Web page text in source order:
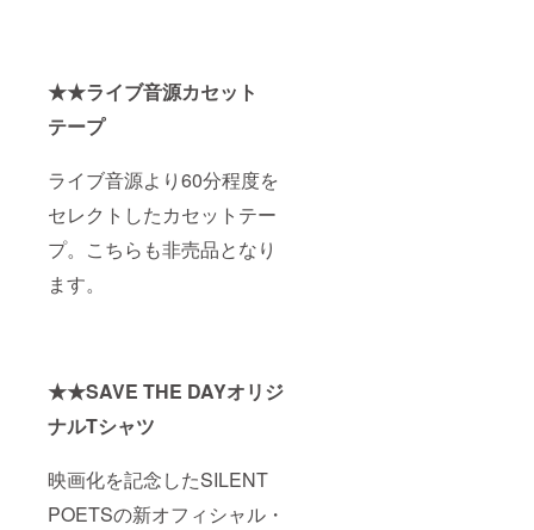
★★ライブ音源カセット
テープ
ライブ音源より60分程度を
セレクトしたカセットテー
プ。こちらも非売品となり
ます。
★★SAVE THE DAYオリジ
ナルTシャツ
映画化を記念したSILENT
POETSの新オフィシャル・